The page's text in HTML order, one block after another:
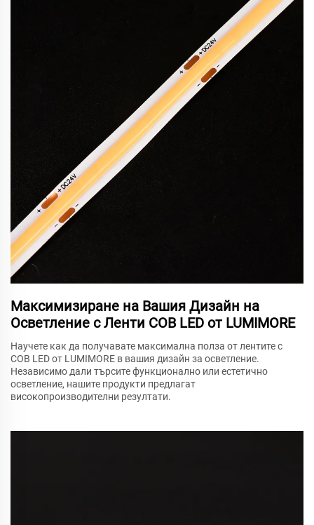
Максимизиране на Вашия Дизайн на
Осветление с Ленти COB LED от LUMIMORE
Научете как да получавате максимална полза от лентите с
COB LED от LUMIMORE в вашия дизайн за осветление.
Независимо дали търсите функционално или естетично
осветление, нашите продукти предлагат
високопроизводителни резултати.